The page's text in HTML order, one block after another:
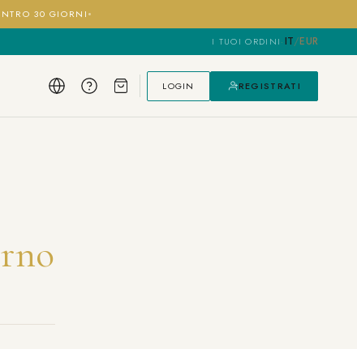
30 GIORNI
I TUOI ORDINI·IT/EUR
LOGIN REGISTRATI